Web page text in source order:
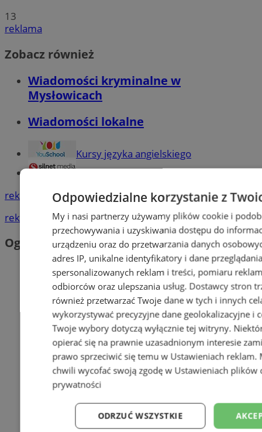
13
reklama
Zobacz również
Wiadomości kryminalne w
Mysłowicach
Wiadomości lokalne
Kursy języka angielskiego
Tworzenie stron www - Mysłowice
reklama
reklama
Ogłoszenia
Odpowiedzialne korzystanie z
My i nasi partnerzy używamy plików cookie i
przechowywania i uzyskiwania dostępu do
urządzeniu oraz do przetwarzania danych
adres IP, unikalne identyfikatory i dane
spersonalizowanych reklam i treści, pomiaru
odbiorców oraz ulepszania usług. Dostawcy stron
również przetwarzać Twoje dane w tych i innych
wykorzystywać precyzyjne dane geolokalizacyjne i
Twoje wybory dotyczą wyłącznie tej witryny.
opierać się na prawnie uzasadnionym interesie
prawo sprzeciwić się temu w Ustawieniach reklam.
chwili wycofać swoją zgodę w Ustawieniach plików
prywatności
ODRZUĆ WSZYSTKIE